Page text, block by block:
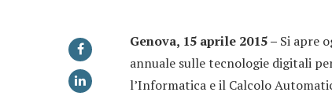
Genova, 15 aprile 2015 – Si apre
annuale sulle tecnologie digitali
l’Informatica e il Calcolo